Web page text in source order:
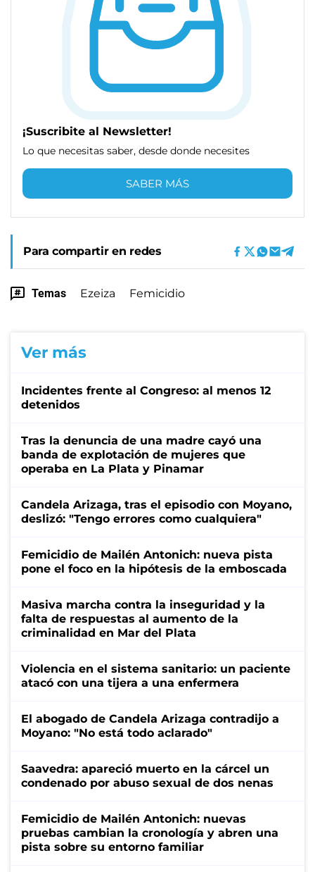
¡Suscribite al Newsletter!
Lo que necesitas saber, desde donde necesites
SABER MÁS
Para compartir en redes
Temas Ezeiza Femicidio
Ver más
Incidentes frente al Congreso: al menos 12
detenidos
Tras la denuncia de una madre cayó una
banda de explotación de mujeres que
operaba en La Plata y Pinamar
Candela Arizaga, tras el episodio con Moyano,
deslizó: "Tengo errores como cualquiera"
Femicidio de Mailén Antonich: nueva pista
pone el foco en la hipótesis de la emboscada
Masiva marcha contra la inseguridad y la
falta de respuestas al aumento de la
criminalidad en Mar del Plata
Violencia en el sistema sanitario: un paciente
atacó con una tijera a una enfermera
El abogado de Candela Arizaga contradijo a
Moyano: "No está todo aclarado"
Saavedra: apareció muerto en la cárcel un
condenado por abuso sexual de dos nenas
Femicidio de Mailén Antonich: nuevas
pruebas cambian la cronología y abren una
pista sobre su entorno familiar